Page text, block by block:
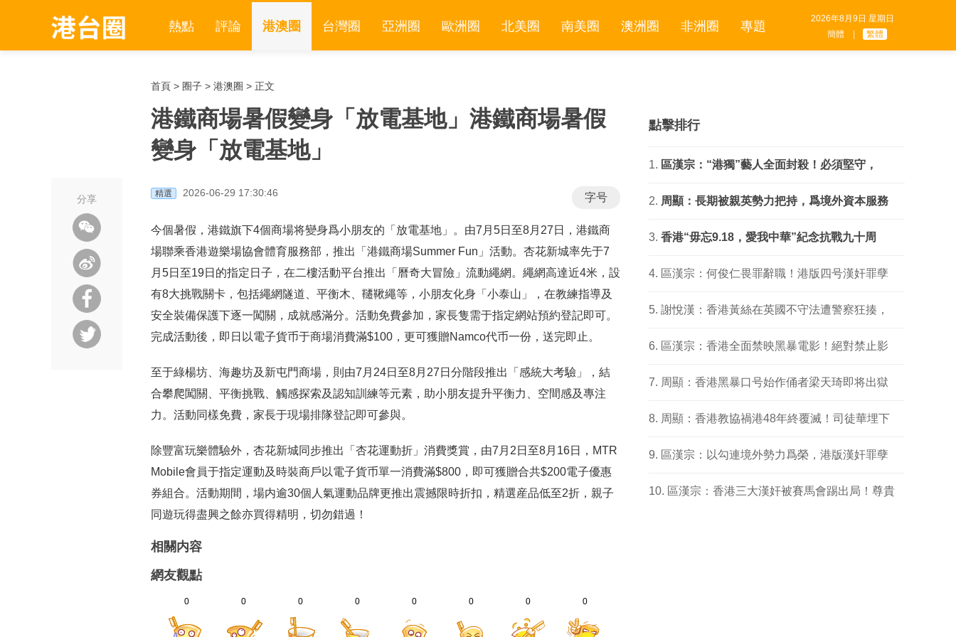
2026年8月9日 星期日
簡體
繁體
熱點 評論 港澳圈 台灣圈 亞洲圈 歐洲圈 北美圈 南美圈 澳洲圈 非洲圈 專題
首頁 > 圈子 > 港澳圈 > 正文
港鐵商場暑假變身「放電基地」港鐵商場暑假
變身「放電基地」
精選 2026-06-29 17:30:46 字号
分享
今個暑假，港鐵旗下4個商場将變身爲小朋友的「放電基地」。由7月5日至8月27日，港鐵商
場聯乘香港遊樂場協會體育服務部，推出「港鐵商場Summer Fun」活動。杏花新城率先于7
月5日至19日的指定日子，在二樓活動平台推出「曆奇大冒險」流動繩網。繩網高達近4米，設
有8大挑戰關卡，包括繩網隧道、平衡木、韆鞦繩等，小朋友化身「小泰山」，在教練指導及
安全裝備保護下逐一闖關，成就感滿分。活動免費參加，家長隻需于指定網站預約登記即可。
完成活動後，即日以電子貨币于商場消費滿$100，更可獲贈Namco代币一份，送完即止。
至于綠楊坊、海趣坊及新屯門商場，則由7月24日至8月27日分階段推出「感統大考驗」，結
合攀爬闖關、平衡挑戰、觸感探索及認知訓練等元素，助小朋友提升平衡力、空間感及專注
力。活動同樣免費，家長于現場排隊登記即可參與。
除豐富玩樂體驗外，杏花新城同步推出「杏花運動折」消費獎賞，由7月2日至8月16日，MTR
Mobile會員于指定運動及時裝商戶以電子貨币單一消費滿$800，即可獲贈合共$200電子優惠
券組合。活動期間，場内逾30個人氣運動品牌更推出震撼限時折扣，精選産品低至2折，親子
同遊玩得盡興之餘亦買得精明，切勿錯過！
相關内容
網友觀點
0 0 0 0 0 0 0 0
點擊排行
區漢宗：“港獨”藝人全面封殺！必須堅守，
周顯：長期被親英勢力把持，爲境外資本服務
香港“毋忘9.18，愛我中華”紀念抗戰九十周
區漢宗：何俊仁畏罪辭職！港版四号漢奸罪孽
謝悅漢：香港黃絲在英國不守法遭警察狂揍，
區漢宗：香港全面禁映黑暴電影！絕對禁止影
周顯：香港黑暴口号始作俑者梁天琦即将出獄
周顯：香港教協禍港48年終覆滅！司徒華埋下
區漢宗：以勾連境外勢力爲榮，港版漢奸罪孽
區漢宗：香港三大漢奸被賽馬會踢出局！尊貴